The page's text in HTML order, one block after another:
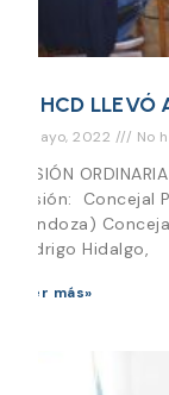
EL HCD
5 mayo, 2022 No
SESIÓN
Sesión: Concejal
Mendoza)
Rodrigo Hidalgo,
Leer más»